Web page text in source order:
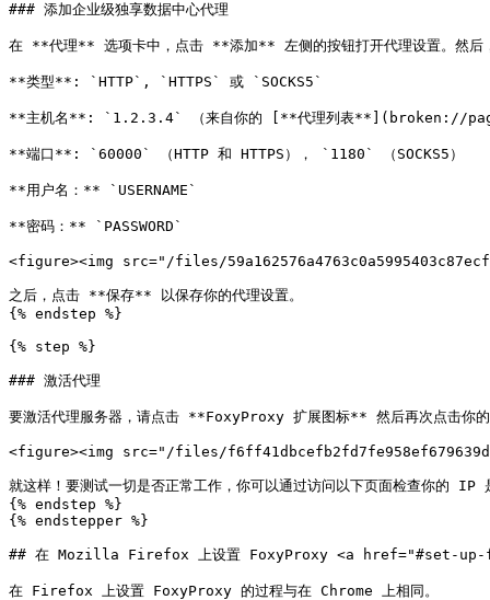
### 添加企业级独享数据中心代理
在 **代理** 选项卡中，点击 **添加** 左侧的按钮打开代理设置。然后
**类型**: `HTTP`, `HTTPS` 或 `SOCKS5`
**主机名**: `1.2.3.4` （来自你的 [**代理列表**](broken://
**端口**: `60000` （HTTP 和 HTTPS）， `1180` （SOCKS5）
**用户名：** `USERNAME`
**密码：** `PASSWORD`
<figure><img src="/files/
之后，点击 **保存** 以保存你的代理设置。
{% endstep %}
{% step %}
### 激活代理
要激活代理服务器，请点击 **FoxyProxy 扩展图标** 然后再次点击你
<figure><img src="/files/
就这样！要测试一切是否正常工作，你可以通过访问以下页面
{% endstep %}
{% endstepper %}
## 在 Mozilla Firefox 上设置 FoxyProxy <a href="#set-
在 Firefox 上设置 FoxyProxy 的过程与在 Chrome 上相同。